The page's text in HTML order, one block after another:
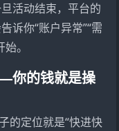
活动结束，平台的
诉你“账户异常”“需
。
你的钱就是操
的定位就是“快进快